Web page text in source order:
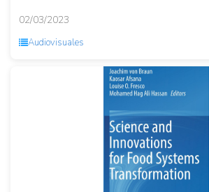
02/03/2023
Audiovisuales